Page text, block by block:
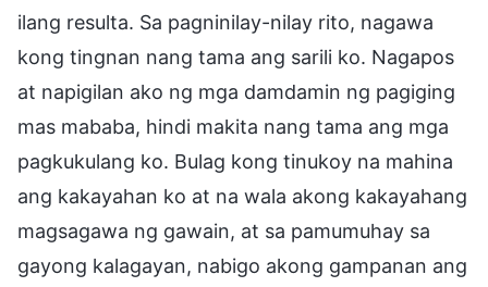
ilang resulta. Sa pagninilay-nilay rito, nagawa
kong tingnan nang tama ang sarili ko. Nagapos
at napigilan ako ng mga damdamin ng pagiging
mas mababa, hindi makita nang tama ang mga
pagkukulang ko. Bulag kong tinukoy na mahina
ang kakayahan ko at na wala akong kakayahang
magsagawa ng gawain, at sa pamumuhay sa
gayong kalagayan, nabigo akong gampanan ang